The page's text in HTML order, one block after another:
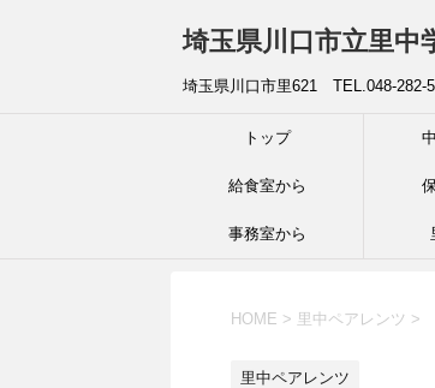
埼玉県川口市立里中
埼玉県川口市里621 TEL.048-
トップ
給食室から
事務室から
HOME > 里中ペアレンツ >
里中ペアレンツ